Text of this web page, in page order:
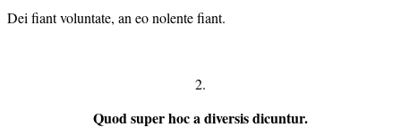
Dei fiant voluntate, an eo nolente fiant.
2.
Quod super hoc a diversis dicuntur.